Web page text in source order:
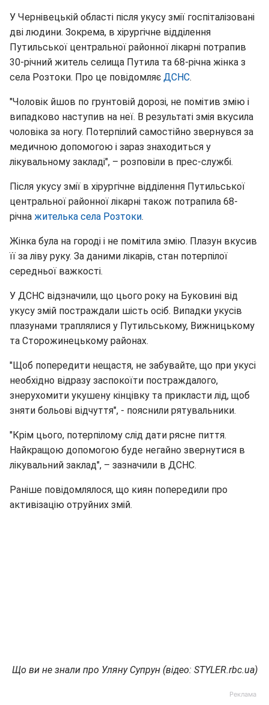
У Чернівецькій області після укусу змії госпіталізовані
дві людини. Зокрема, в хірургічне відділення
Путильської центральної районної лікарні потрапив
30-річний житель селища Путила та 68-річна жінка з
села Розтоки. Про це повідомляє ДСНС.
"Чоловік йшов по грунтовій дорозі, не помітив змію і
випадково наступив на неї. В результаті змія вкусила
чоловіка за ногу. Потерпілий самостійно звернувся за
медичною допомогою і зараз знаходиться у
лікувальному закладі", – розповіли в прес-службі.
Після укусу змії в хірургічне відділення Путильської
центральної районної лікарні також потрапила 68-
річна жителька села Розтоки.
Жінка була на городі і не помітила змію. Плазун вкусив
її за ліву руку. За даними лікарів, стан потерпілої
середньої важкості.
У ДСНС відзначили, що цього року на Буковині від
укусу змій постраждали шість осіб. Випадки укусів
плазунами траплялися у Путильському, Вижницькому
та Сторожинецькому районах.
"Щоб попередити нещастя, не забувайте, що при укусі
необхідно відразу заспокоїти постраждалого,
знерухомити укушену кінцівку та прикласти лід, щоб
зняти больові відчуття", - пояснили рятувальники.
"Крім цього, потерпілому слід дати рясне пиття.
Найкращою допомогою буде негайно звернутися в
лікувальний заклад", – зазначили в ДСНС.
Раніше повідомлялося, що киян попередили про
активізацію отруйних змій.
Що ви не знали про Уляну Супрун (відео: STYLER.rbc.ua)